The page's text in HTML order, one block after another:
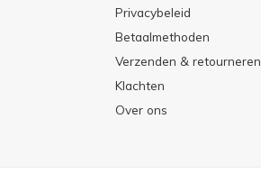
Privacybeleid
Betaalmethoden
Verzenden & retourneren
Klachten
Over ons